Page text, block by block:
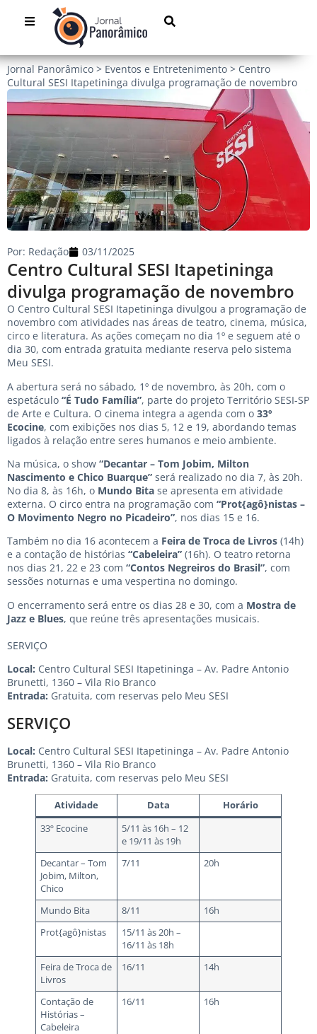
Jornal Panorâmico > Eventos e Entretenimento > Centro
Cultural SESI Itapetininga divulga programação de novembro
Centro Cultural SESI Itapetininga
divulga programação de novembro
Por: Redação 03/11/2025
O Centro Cultural SESI Itapetininga divulgou a programação de
novembro com atividades nas áreas de teatro, cinema, música,
circo e literatura. As ações começam no dia 1º e seguem até o
dia 30, com entrada gratuita mediante reserva pelo sistema
Meu SESI.
A abertura será no sábado, 1º de novembro, às 20h, com o
espetáculo “É Tudo Família”, parte do projeto Território SESI-SP
de Arte e Cultura. O cinema integra a agenda com o 33º
Ecocine, com exibições nos dias 5, 12 e 19, abordando temas
ligados à relação entre seres humanos e meio ambiente.
Na música, o show “Decantar – Tom Jobim, Milton
Nascimento e Chico Buarque” será realizado no dia 7, às 20h.
No dia 8, às 16h, o Mundo Bita se apresenta em atividade
externa. O circo entra na programação com “Prot{agô}nistas –
O Movimento Negro no Picadeiro”, nos dias 15 e 16.
Também no dia 16 acontecem a Feira de Troca de Livros (14h)
e a contação de histórias “Cabeleira” (16h). O teatro retorna
nos dias 21, 22 e 23 com “Contos Negreiros do Brasil”, com
sessões noturnas e uma vespertina no domingo.
O encerramento será entre os dias 28 e 30, com a Mostra de
Jazz e Blues, que reúne três apresentações musicais.
SERVIÇO
Local: Centro Cultural SESI Itapetininga – Av. Padre Antonio
Brunetti, 1360 – Vila Rio Branco
Entrada: Gratuita, com reservas pelo Meu SESI
SERVIÇO
Local: Centro Cultural SESI Itapetininga – Av. Padre Antonio
Brunetti, 1360 – Vila Rio Branco
Entrada: Gratuita, com reservas pelo Meu SESI
Atividade Data
Horário
33º Ecocine
5/11 às 16h – 12
e 19/11 às 19h
Decantar – Tom
Jobim, Milton,
Chico
7/11 20h
Mundo Bita 8/11
16h
Prot{agô}nistas
15/11 às 20h –
16/11 às 18h
Feira de Troca de
Livros
16/11 14h
Contação de
Histórias –
Cabeleira
16/11 16h